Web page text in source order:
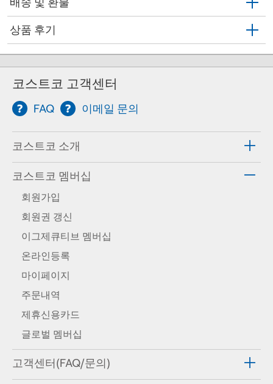
상품 후기
코스트코 고객센터
FAQ 이메일 문의
코스트코 소개
코스트코 멤버십
회원가입
회원권 갱신
이그제큐티브 멤버십
온라인등록
마이페이지
주문내역
제휴신용카드
글로벌 멤버십
고객센터(FAQ/문의)